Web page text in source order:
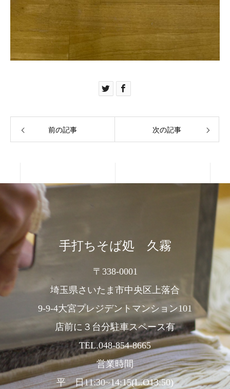
前の記事 次の記事
手打ちそば処 久霧
〒338-0001
埼玉県さいたま市中央区上落合
9-9-4大宮プレジデントマンション101
店前に３台分駐車スペース有
TEL.048-854-8665
営業時間
平 日11:30~14:15(L.O13:50)